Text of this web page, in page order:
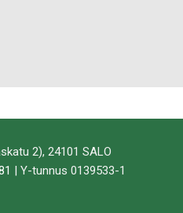
2), 24101 SALO
| Y-tunnus 0139533-1